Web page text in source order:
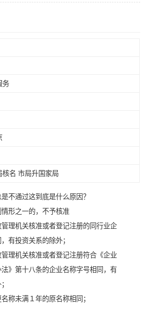
务
核名 市局升国家局
不通过这到底是什么原因？
形之一的，不予核准
理机关核准或者登记注册的同行业企
有投资关系的除外；
理机关核准或者登记注册符合《企业
》第十八条的企业名称字号相同，有
称未满１年的原名称相同；